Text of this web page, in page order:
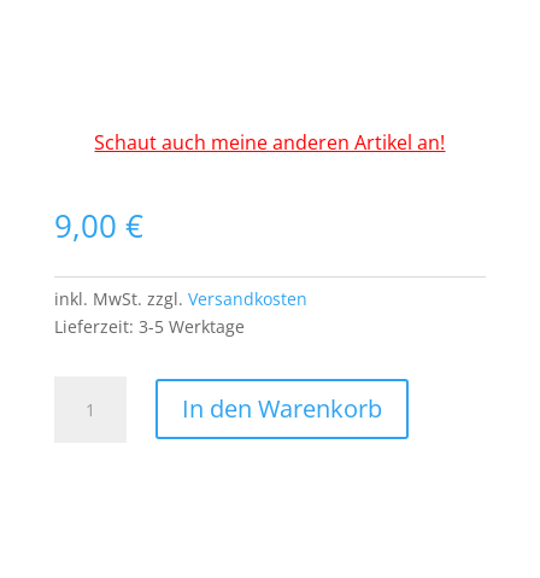
Schaut auch meine anderen Artikel an!
9,00 €
inkl. MwSt. zzgl. Versandkosten
Lieferzeit: 3-5 Werktage
Aufnäher
In den Warenkorb